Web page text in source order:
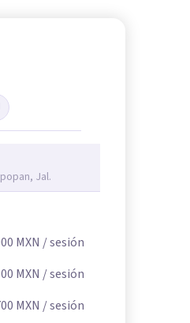
Jal.
MXN / sesión
MXN / sesión
MXN / sesión